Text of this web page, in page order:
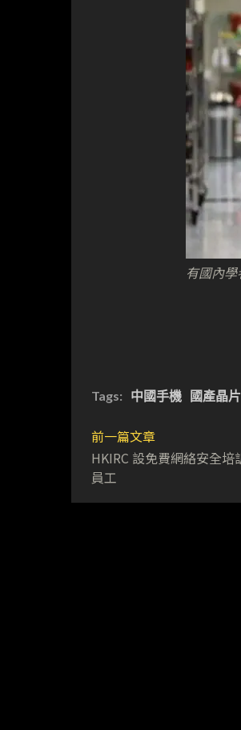
有國內
Tags: 中國手機 國產晶片
前一篇文章
HKIRC 設免費網絡安全
員工